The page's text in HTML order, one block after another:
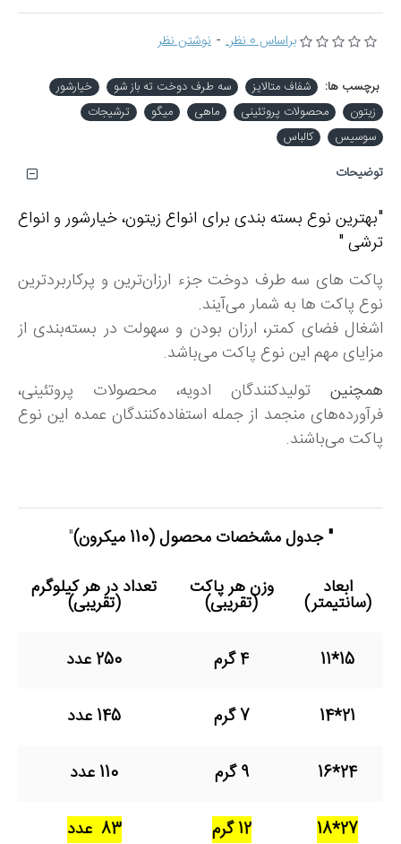
براساس 0 نظر. - نوشتن نظر
برچسب ها: شفاف متالایز سه طرف دوخت ته باز شو
خیارشور
زیتون
محصولات پروتئینی ماهی میگو
ترشیجات
سوسیس
کالباس
توضیحات
"بهترین نوع بسته بندی برای انواع زیتون، خیارشور و انواع
ترشی "
پاکت های سه طرف دوخت جزء ارزان‌ترین و پرکاربردترین
نوع پاکت ها به شمار می‌آیند.
اشغال فضای کمتر، ارزان بودن و سهولت در بسته‌بندی از
مزایای مهم این نوع پاکت می‌باشد.
همچنین
تولیدکنندگان ادویه، محصولات پروتئینی،
فرآورده‌های منجمد از جمله استفاده‌کنندگان عمده این نوع
پاکت می‌باشند.
" جدول مشخصات محصول(110 میکرون)
"
ابعاد
(سانتیمتر)
وزن هر پاکت
(تقریبی)
تعداد در هر کیلوگرم
(تقریبی)
15*11 4 گرم 250 عدد
21*14 7 گرم 145 عدد
24*16 9 گرم 110 عدد
27*18 12 گرم 83 عدد